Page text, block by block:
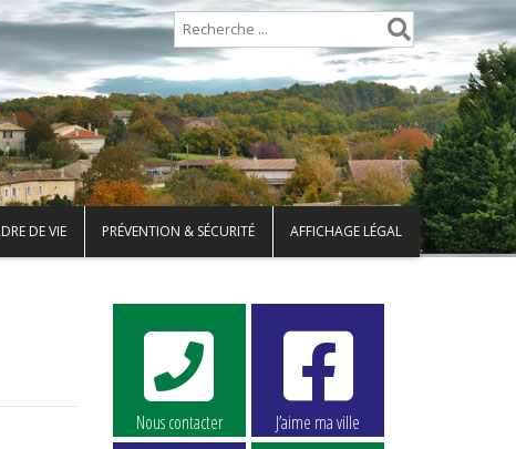
DE VIE PRÉVENTION & SÉCURITÉ AFFICHAGE LÉGAL
Nous contacter J’aime ma ville